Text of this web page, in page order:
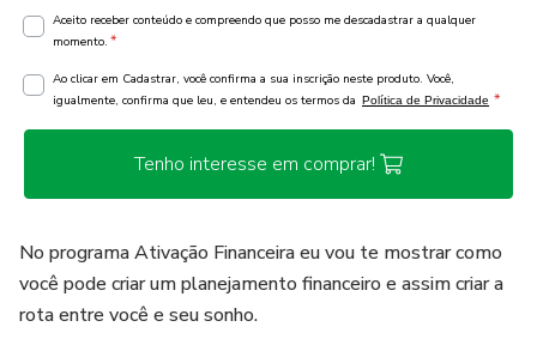
Aceito receber conteúdo e compreendo que posso me descadastrar a qualquer
momento. *
Ao clicar em Cadastrar, você confirma a sua inscrição neste produto. Você,
igualmente, confirma que leu, e entendeu os termos da Política de Privacidade *
Tenho interesse em comprar!
No programa Ativação Financeira eu vou te mostrar como
você pode criar um planejamento financeiro e assim criar a
rota entre você e seu sonho.